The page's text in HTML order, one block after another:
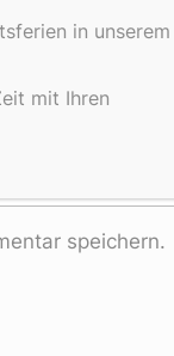
speichern.
in unserem
mit Ihren